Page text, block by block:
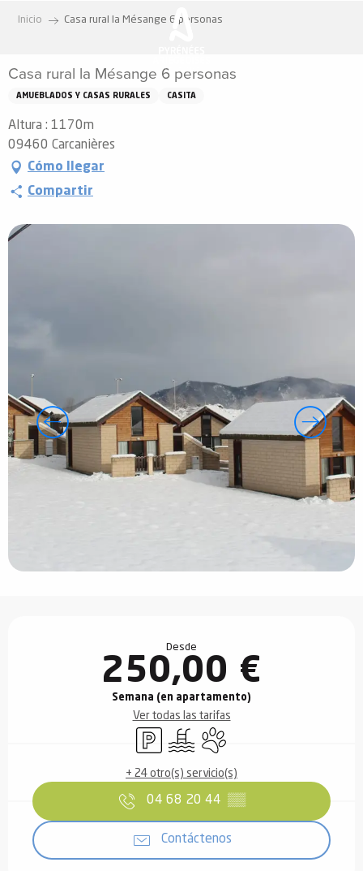
principal
Inicio Casa rural la Mésange 6 personas
Casa rural la Mésange 6 personas
AMUEBLADOS Y CASAS RURALES CASITA
Altura : 1170m
09460 Carcanières
Cómo llegar
Compartir
Desde
250,00 €
Semana (en apartamento)
Ver todas las tarifas
Aparcamiento
PiscinaSe aceptan animales
+ 24 otro(s) servicio(s)
04 68 20 44 ▒▒
Contáctenos